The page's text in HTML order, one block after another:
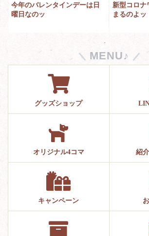
今年のバレンタインデーは日
曜日なのッ
新型コロナ
まるのよッ
MENU♪
グッズショップ
オリジナル4コマ 紹
キャンペーン